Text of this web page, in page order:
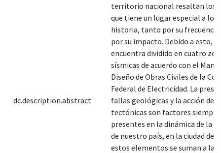
dc.description.abstract
territorio nacional resaltan los
que tiene un lugar especial a lo
historia, tanto por su
por su impacto. Debido a esto,
encuentra dividido en cuatro
sísmicas de acuerdo con el
Diseño de Obras Civiles de la
Federal de Electricidad. La
fallas geológicas y la acción de
tectónicas son factores siempre
presentes en la dinámica de la
de nuestro país, en la ciudad de
estos elementos se suman a las